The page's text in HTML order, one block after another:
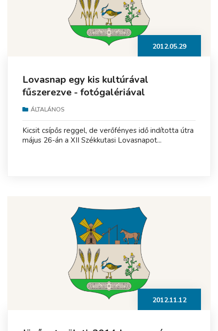
2012.05.29
Lovasnap egy kis kultúrával
fűszerezve - fotógalériával
ÁLTALÁNOS
Kicsit csípős reggel, de verőfényes idő indította útra
május 26-án a XII Székkutasi Lovasnapot...
2012.11.12